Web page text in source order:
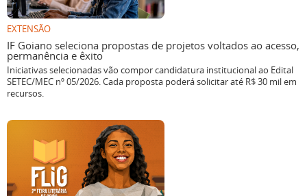
EXTENSÃO
IF Goiano seleciona propostas de projetos voltados ao acesso,
permanência e êxito
Iniciativas selecionadas vão compor candidatura institucional ao Edital
SETEC/MEC nº 05/2026. Cada proposta poderá solicitar até R$ 30 mil em
recursos.